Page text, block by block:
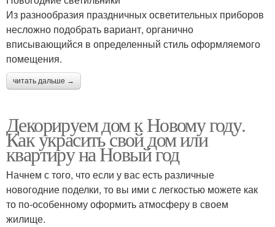
Из разнообразия праздничных осветительных приборов
несложно подобрать вариант, органично
вписывающийся в определенный стиль оформляемого
помещения.
читать дальше →
Декорируем дом к Новому году.
Как украсить свой дом или
квартиру на Новый год
Начнем с того, что если у вас есть различные
новогодние поделки, то вы ими с легкостью можете как
то по-особенному оформить атмосферу в своем
жилище.